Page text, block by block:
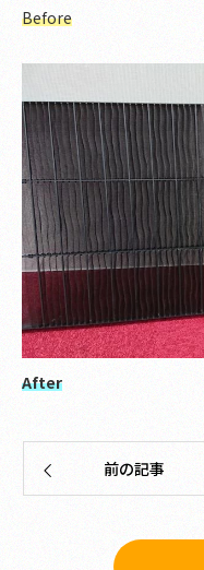
Before
After
前の記事